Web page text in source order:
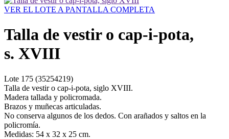
VER EL LOTE A PANTALLA COMPLETA
Talla de vestir o cap-i-pota,
s. XVIII
Lote 175 (35254219)
Talla de vestir o cap-i-pota, siglo XVIII.
Madera tallada y policromada.
Brazos y muñecas articuladas.
No conserva algunos de los dedos. Con arañados y saltos en la
policromía.
Medidas: 54 x 32 x 25 cm.